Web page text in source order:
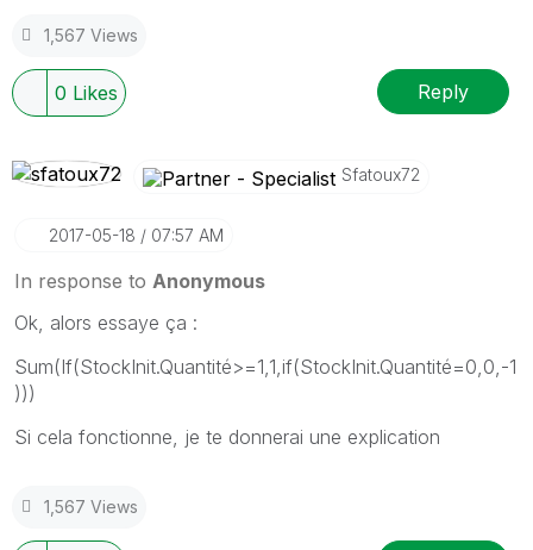
1,567 Views
0 Likes Reply
Sfatoux72
‎2017-05-18 07:57 AM
In response to Anonymous
Ok, alors essaye ça :
Sum(If(StockInit.Quantité>=1,1,if(StockInit.Quantité=0,0,-1
)))
Si cela fonctionne, je te donnerai une explication
1,567 Views